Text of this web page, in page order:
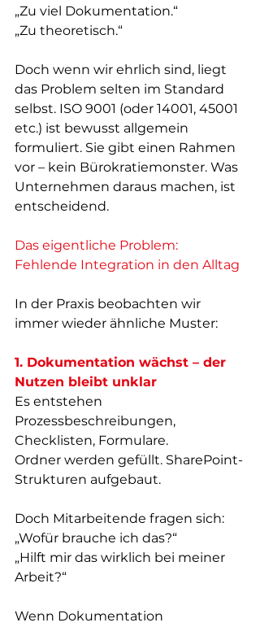
„Zu viel Dokumentation.“
„Zu theoretisch.“
Doch wenn wir ehrlich sind, liegt
das Problem selten im Standard
selbst. ISO 9001 (oder 14001, 45001
etc.) ist bewusst allgemein
formuliert. Sie gibt einen Rahmen
vor – kein Bürokratiemonster. Was
Unternehmen daraus machen, ist
entscheidend.
Das eigentliche Problem:
Fehlende Integration in den Alltag
In der Praxis beobachten wir
immer wieder ähnliche Muster:
1. Dokumentation wächst – der
Nutzen bleibt unklar
Es entstehen
Prozessbeschreibungen,
Checklisten, Formulare.
Ordner werden gefüllt. SharePoint-
Strukturen aufgebaut.
Doch Mitarbeitende fragen sich:
„Wofür brauche ich das?“
„Hilft mir das wirklich bei meiner
Arbeit?“
Wenn Dokumentation